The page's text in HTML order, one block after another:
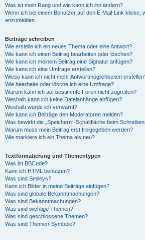
Was ist mein Rang und wie kann ich ihn ändern?
Wenn ich bei einem Benutzer auf den E-Mail-Link klicke,
anzumelden.
Beiträge schreiben
Wie erstelle ich ein neues Thema oder eine Antwort?
Wie kann ich einen Beitrag bearbeiten oder löschen?
Wie kann ich meinem Beitrag eine Signatur anfügen?
Wie kann ich eine Umfrage erstellen?
Wieso kann ich nicht mehr Antwortmöglichkeiten
Wie bearbeite oder lösche ich eine Umfrage?
Warum kann ich auf bestimmte Foren nicht zugreifen?
Weshalb kann ich keine Dateianhänge anfügen?
Weshalb wurde ich verwarnt?
Wie kann ich Beiträge den Moderatoren melden?
Was bewirkt die „Speichern“-Schaltfläche beim
Warum muss mein Beitrag erst freigegeben werden?
Wie markiere ich ein Thema als neu?
Textformatierung und Thementypen
Was ist BBCode?
Kann ich HTML benutzen?
Was sind Smileys?
Kann ich Bilder in meine Beiträge einfügen?
Was sind globale Bekanntmachungen?
Was sind Bekanntmachungen?
Was sind wichtige Themen?
Was sind geschlossene Themen?
Was sind Themen-Symbole?